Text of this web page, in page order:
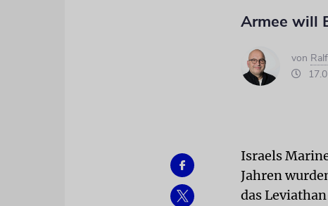
Armee will
von
Israels
Jahren
das